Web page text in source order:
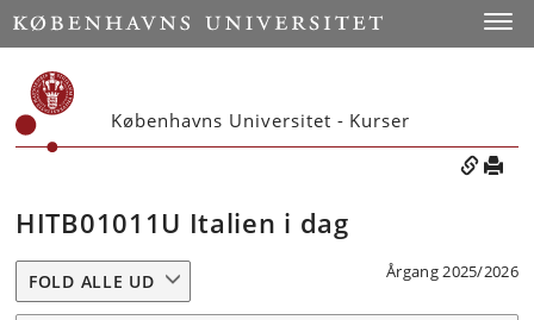
Københavns Universitet - Kurser
HITB01011U Italien i dag
Årgang 2025/2026
FOLD ALLE UD